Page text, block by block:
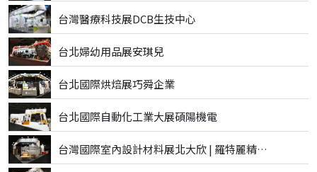
台灣醫療科技展DCB生技中心
台北婦幼用品展安琪兒
台北國際烘焙展巧舜企業
台北國際自動化工業大展碩陽機電
台灣國際室內設計材料展北大欣 | 羅特麗精品磁磚